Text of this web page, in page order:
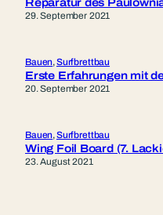
Reparatur des
29. September 2021
Bauen, Surfbrettbau
Erste Erfahrungen mit
20. September 2021
Bauen, Surfbrettbau
Wing Foil Board (7.
23. August 2021